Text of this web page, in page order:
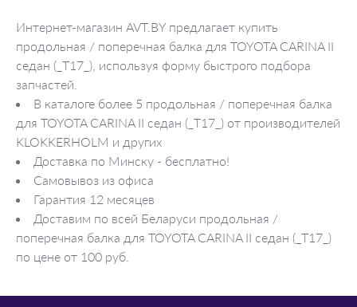
Интернет-магазин AVT.BY предлагает купить
продольная / поперечная балка для TOYOTA CARINA II
седан (_T17_), используя форму быстрого подбора
запчастей.
В каталоге более 5 продольная / поперечная балка
для TOYOTA CARINA II седан (_T17_) от производителей
KLOKKERHOLM и других
Доставка по Минску - бесплатно!
Самовывоз из офиса
Гарантия 12 месяцев
Доставим по всей Беларуси продольная /
поперечная балка для TOYOTA CARINA II седан (_T17_)
по цене от 100 руб.